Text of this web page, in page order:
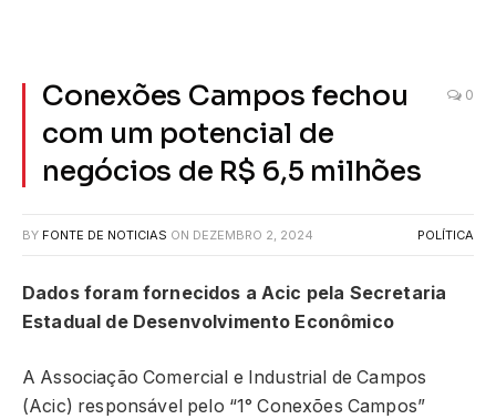
Conexões Campos fechou
com um potencial de
negócios de R$ 6,5 milhões
0
BY FONTE DE NOTICIAS ON DEZEMBRO 2, 2024 POLÍTICA
Dados foram fornecidos a Acic pela Secretaria
Estadual de Desenvolvimento Econômico
A Associação Comercial e Industrial de Campos
(Acic) responsável pelo “1° Conexões Campos”